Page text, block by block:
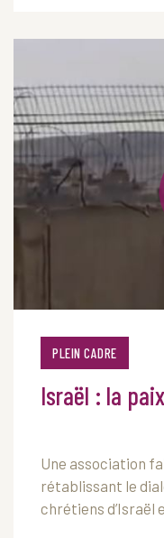
PLEIN CADRE
Israël : la
Une association
rétablissant le
chrétiens d’Israël